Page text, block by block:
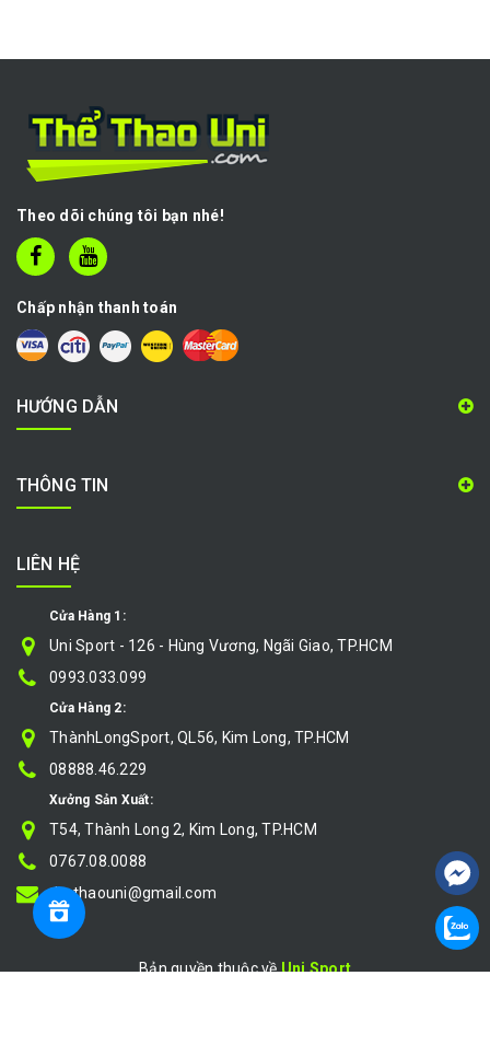
Theo dõi chúng tôi bạn nhé!
Chấp nhận thanh toán
HƯỚNG DẪN
THÔNG TIN
LIÊN HỆ
Cửa Hàng 1:
Uni Sport - 126 - Hùng Vương, Ngãi Giao, TP.HCM
0993.033.099
Cửa Hàng 2:
ThànhLongSport, QL56, Kim Long, TP.HCM
08888.46.229
Xưởng Sản Xuất:
T54, Thành Long 2, Kim Long, TP.HCM
0767.08.0088
thethaouni@gmail.com
Bản quyền thuộc vềUni Sport